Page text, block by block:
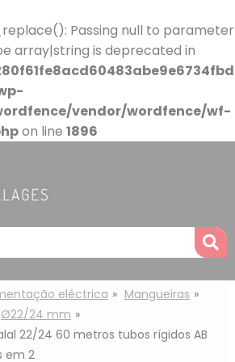
Passing null to parameter
array|string is deprecated in
vendor/wordfence/wf-
on line 1896
eléctrica
Mangueiras
Ø22/24 mm
22/24 60 metros tubos rígidos AB
em 2